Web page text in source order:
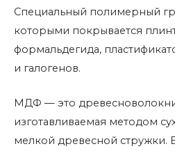
Специальный полимерный
которыми покрывается
формальдегида,
и галогенов.
МДФ — это
изготавливаемая методом
мелкой древесной стружки.